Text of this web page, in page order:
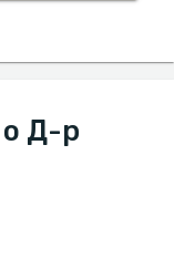
Д-р